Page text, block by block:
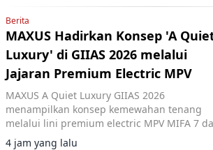
Berita
MAXUS Hadirkan Konsep 'A
Luxury' di GIIAS 2026 melalui
Jajaran Premium Electric MPV
MAXUS A Quiet Luxury GIIAS 2026
menampilkan konsep kemewahan tenang
melalui lini premium electric MPV MIFA 7
MIFA 9 di ICE BSD City.
4 jam yang lalu